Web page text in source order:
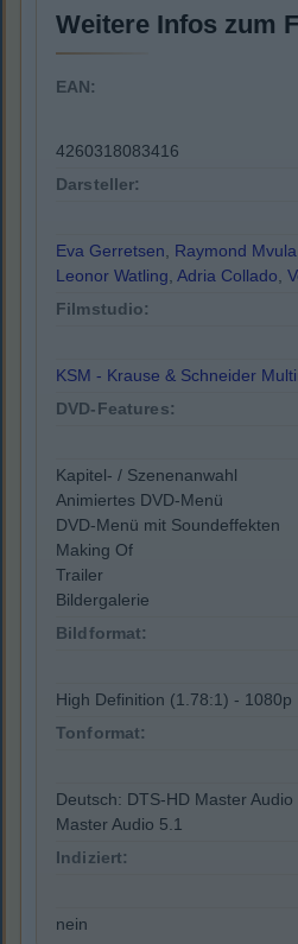
Weitere Infos zum
EAN:
4260318083416
Darsteller:
Eva Gerretsen, Raymond Mvula
Leonor Watling, Adria Collado,
Filmstudio:
KSM - Krause & Schneider
DVD-Features:
Kapitel- / Szenenanwahl
Animiertes DVD-Menü
DVD-Menü mit Soundeffekten
Making Of
Trailer
Bildergalerie
Bildformat:
High Definition (1.78:1) - 1080p
Tonformat:
Deutsch: DTS-HD Master
Master Audio 5.1
Indiziert:
nein